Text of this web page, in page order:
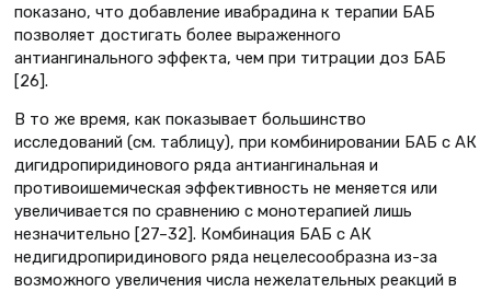
показано, что добавление ивабрадина к терапии БАБ
позволяет достигать более выраженного
антиангинального эффекта, чем при титрации доз БАБ
[26].
В то же время, как показывает большинство
исследований (см. таблицу), при комбинировании БАБ с АК
дигидропиридинового ряда антиангинальная и
противоишемическая эффективность не меняется или
увеличивается по сравнению с монотерапией лишь
незначительно [27–32]. Комбинация БАБ с АК
недигидропиридинового ряда нецелесообразна из-за
возможного увеличения числа нежелательных реакций в